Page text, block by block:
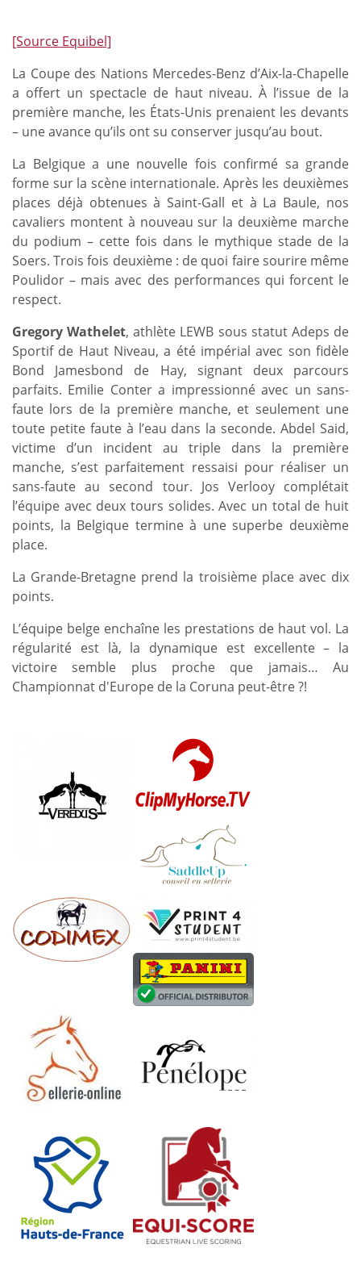
[Source Equibel]
La Coupe des Nations Mercedes-Benz d’Aix-la-Chapelle
a offert un spectacle de haut niveau. À l’issue de la
première manche, les États-Unis prenaient les devants
– une avance qu’ils ont su conserver jusqu’au bout.
La Belgique a une nouvelle fois confirmé sa grande
forme sur la scène internationale. Après les deuxièmes
places déjà obtenues à Saint-Gall et à La Baule, nos
cavaliers montent à nouveau sur la deuxième marche
du podium – cette fois dans le mythique stade de la
Soers. Trois fois deuxième : de quoi faire sourire même
Poulidor – mais avec des performances qui forcent le
respect.
Gregory Wathelet, athlète LEWB sous statut Adeps de
Sportif de Haut Niveau, a été impérial avec son fidèle
Bond Jamesbond de Hay, signant deux parcours
parfaits. Emilie Conter a impressionné avec un sans-
faute lors de la première manche, et seulement une
toute petite faute à l’eau dans la seconde. Abdel Said,
victime d’un incident au triple dans la première
manche, s’est parfaitement ressaisi pour réaliser un
sans-faute au second tour. Jos Verlooy complétait
l’équipe avec deux tours solides. Avec un total de huit
points, la Belgique termine à une superbe deuxième
place.
La Grande-Bretagne prend la troisième place avec dix
points.
L’équipe belge enchaîne les prestations de haut vol. La
régularité est là, la dynamique est excellente – la
victoire semble plus proche que jamais… Au
Championnat d'Europe de la Coruna peut-être ?!